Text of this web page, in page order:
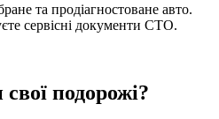
та продіагностоване авто.
сервісні документи СТО.
подорожі?